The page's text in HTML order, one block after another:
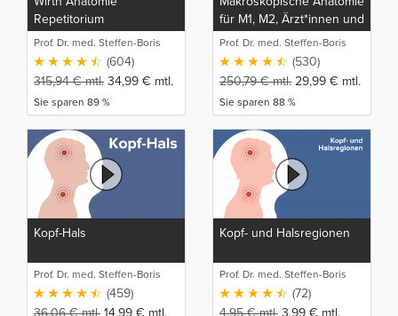
Repetitorium
Prof. Dr. med. Steffen-Boris
Wirth (1)
(604)
315,94€mtl. 34,99 € mtl.
Sie sparen 89 %
für M1, M2, Ärzt*innen und
medizinische
Auszubildende
Prof. Dr. med. Steffen-Boris
Wirth (1)
(530)
250,79€mtl. 29,99 € mtl.
Sie sparen 88 %
Kopf-Hals
Prof. Dr. med. Steffen-Boris
Wirth (1)
(459)
36,06€mtl. 14,99 € mtl.
Kopf- und Halsregionen
Prof. Dr. med. Steffen-Boris
Wirth (1)
(72)
4,95€mtl. 3,99 € mtl.